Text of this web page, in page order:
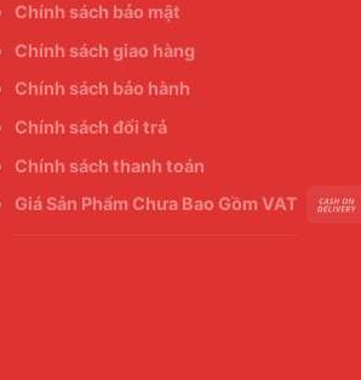
Chính sách bảo mật
Chính sách giao hàng
Chính sách bảo hành
Chính sách đổi trả
Chính sách thanh toán
Giá Sản Phẩm Chưa Bao Gồm VAT